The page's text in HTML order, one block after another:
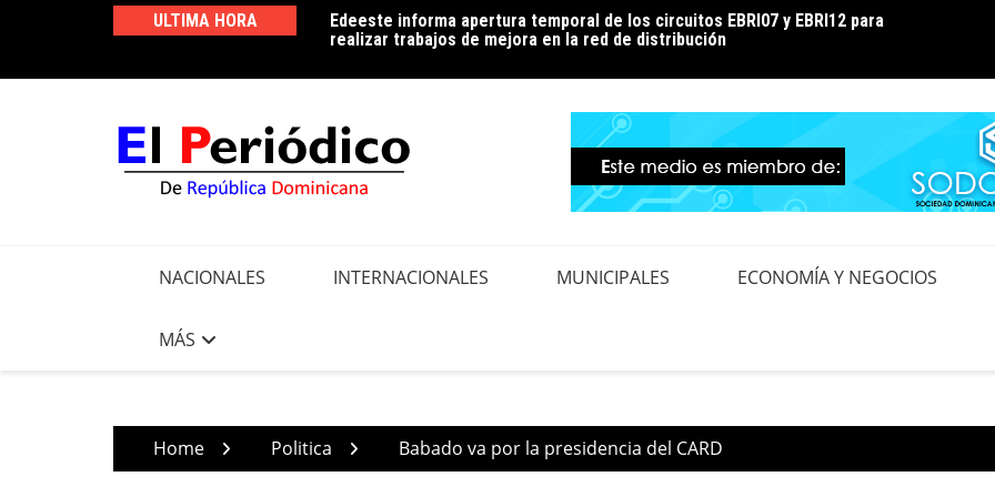
ULTIMA HORA
Edeeste informa apertura temporal de los circuitos EBRI07 y EBRI12 para
realizar trabajos de mejora en la red de distribución
Edeeste exhorta a sus clientes a hacer un uso eficiente de la energía para
controlar el consumo durante la temporada de calor
Noé
NACIONALES INTERNACIONALES MUNICIPALES ECONOMÍA Y NEGOCIOS
MÁS
Home Politica Babado va por la presidencia del CARD